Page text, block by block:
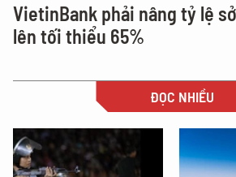
VietinBank phải nâng tỷ lệ
lên tối thiểu 65%
ĐỌC NHIỀU